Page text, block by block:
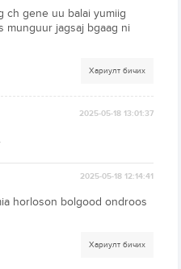
ch gene uu balai yumiig
munguur jagsaj bgaag ni
Хариулт бичих
2025-05-18 13:01:37
2025-05-18 12:14:41
horloson bolgood ondroos
Хариулт бичих